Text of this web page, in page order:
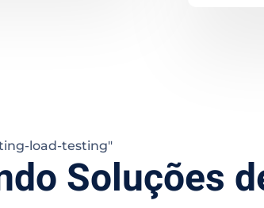
load-testing"
Soluções